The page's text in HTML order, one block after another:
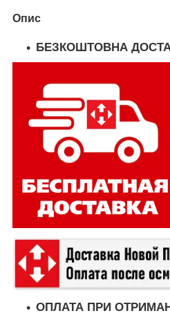
Опис
БЕЗКОШТОВНА
ОПЛАТА ПРИ